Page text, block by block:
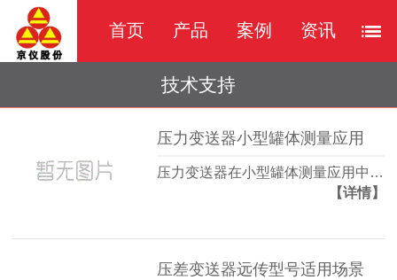
首页 产品 案例 资讯
技术支持
压力变送器小型罐体测量应用
压力变送器在小型罐体测量应用中…
【详情】
压差变送器远传型号适用场景